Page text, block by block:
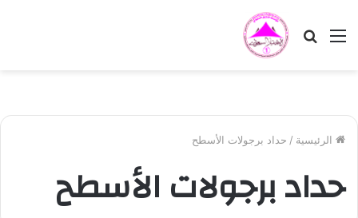
القائمة بحث
الرئيسية / حداد برجولات الأسطح
حداد برجولات الأسطح